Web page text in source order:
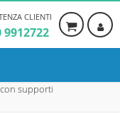
CLIENTI
9912722
supporti